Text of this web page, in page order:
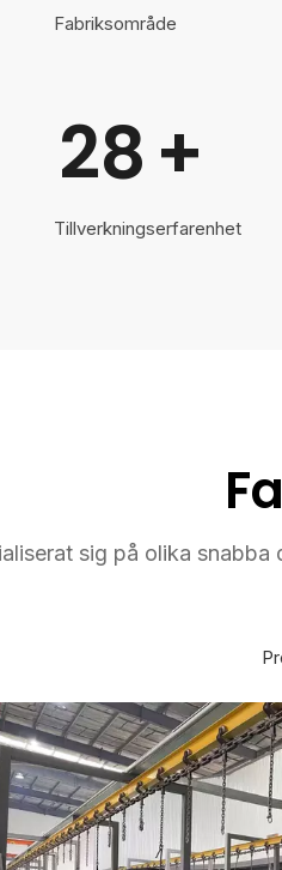
Fabriksområde
28+
Tillverkningserfarenhet
sig på olika